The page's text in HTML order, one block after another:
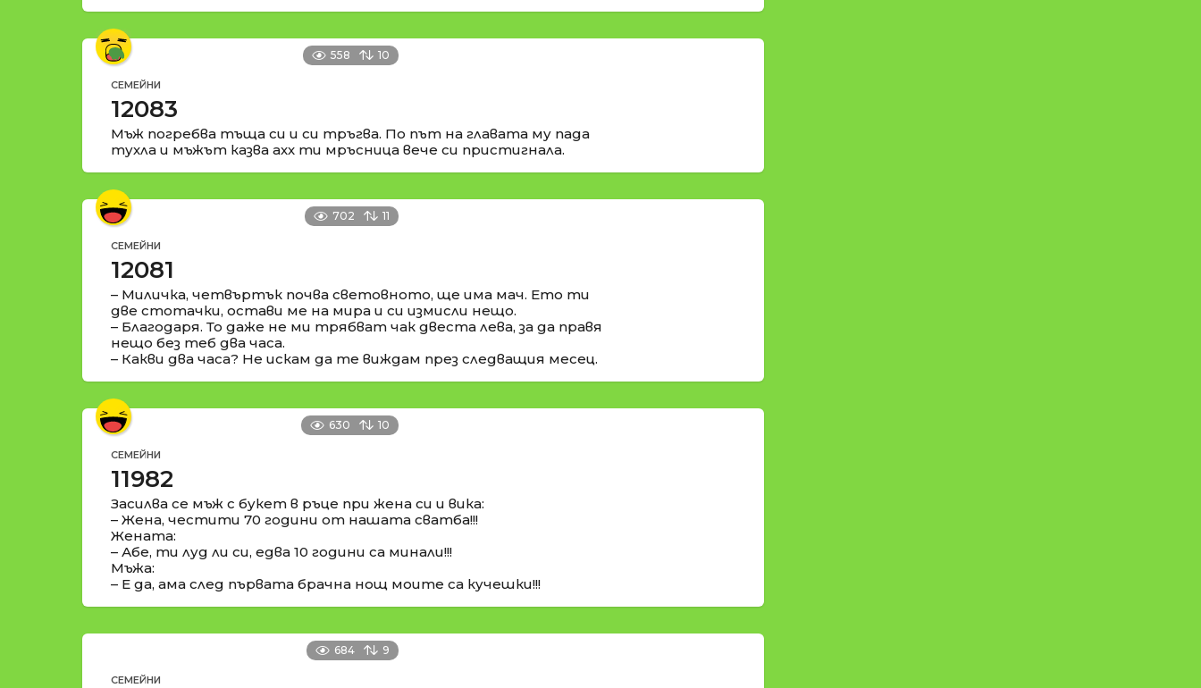
558 10
СЕМЕЙНИ
12083
Мъж погребва тъща си и си тръгва. По път на главата му пада
тухла и мъжът казва ахх ти мръсница вече си пристигнала.
702 11
СЕМЕЙНИ
12081
– Миличка, четвъртък почва световното, ще има мач. Ето ти
две стотачки, остави ме на мира и си измисли нещо.
– Благодаря. То даже не ми трябват чак двеста лева, за да правя
нещо без теб два часа.
– Какви два часа? Не искам да те виждам през следващия месец.
630 10
СЕМЕЙНИ
11982
Засилва се мъж с букет в ръце при жена си и вика:
– Жена, честити 70 години от нашата сватба!!!
Жената:
– Абе, ти луд ли си, едва 10 години са минали!!!
Мъжа:
– Е да, ама след първата брачна нощ моите са кучешки!!!
684 9
СЕМЕЙНИ